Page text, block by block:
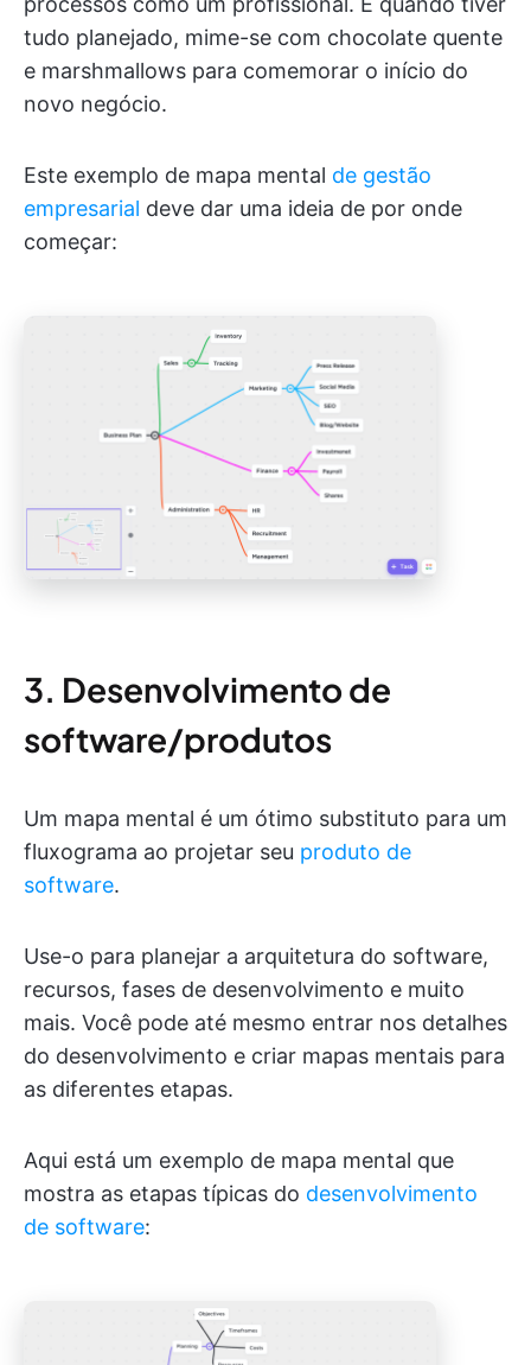
tudo planejado, mime-se com chocolate quente
e marshmallows para comemorar o início do
novo negócio.
Este exemplo de mapa mental de gestão
empresarial deve dar uma ideia de por onde
começar:
3. Desenvolvimento de
software/produtos
Um mapa mental é um ótimo substituto para um
fluxograma ao projetar seu produto de
software.
Use-o para planejar a arquitetura do software,
recursos, fases de desenvolvimento e muito
mais. Você pode até mesmo entrar nos detalhes
do desenvolvimento e criar mapas mentais para
as diferentes etapas.
Aqui está um exemplo de mapa mental que
mostra as etapas típicas do desenvolvimento
de software: